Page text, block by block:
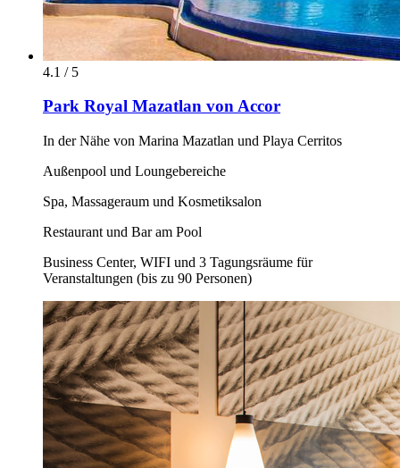
4.1 / 5
Park Royal Mazatlan von Accor
In der Nähe von Marina Mazatlan und Playa Cerritos
Außenpool und Loungebereiche
Spa, Massageraum und Kosmetiksalon
Restaurant und Bar am Pool
Business Center, WIFI und 3 Tagungsräume für
Veranstaltungen (bis zu 90 Personen)